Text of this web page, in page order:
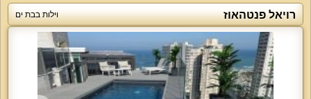
רויאל פנטהאוז וילות בבת ים